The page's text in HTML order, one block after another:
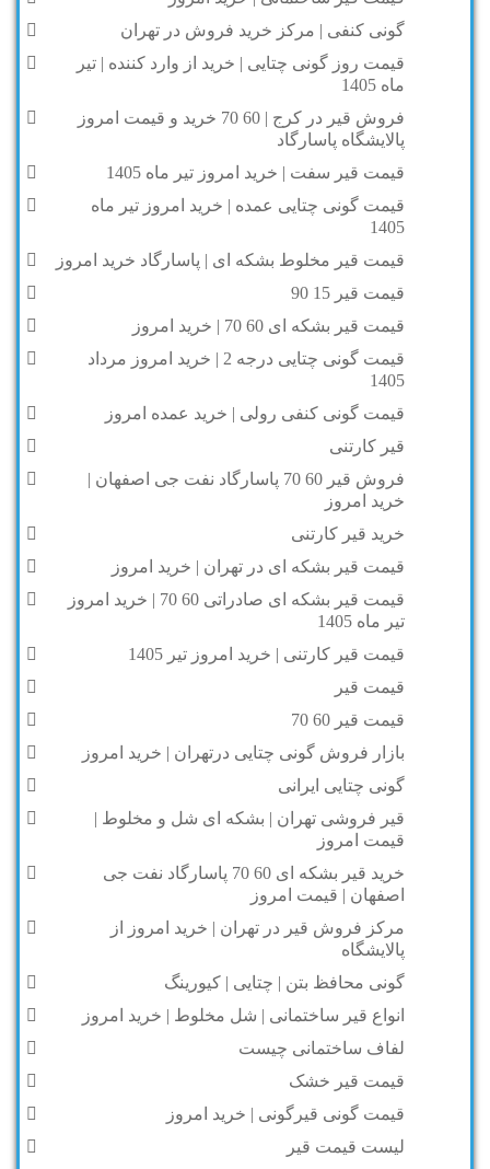
گونی کنفی | مرکز خرید فروش در تهران
قیمت روز گونی چتایی | خرید از وارد کننده | تیر
ماه 1405
فروش قیر در کرج | 60 70 خرید و قیمت امروز
پالایشگاه پاسارگاد
قیمت قیر سفت | خرید امروز تیر ماه 1405
قیمت گونی چتایی عمده | خرید امروز تیر ماه
1405
قیمت قیر مخلوط بشکه ای | پاسارگاد خرید امروز
قیمت قیر 15 90
قیمت قیر بشکه ای 60 70 | خرید امروز
قیمت گونی چتایی درجه 2 | خرید امروز مرداد
1405
قیمت گونی کنفی رولی | خرید عمده امروز
قیر کارتنی
فروش قیر 60 70 پاسارگاد نفت جی اصفهان |
خرید امروز
خرید قیر کارتنی
قیمت قیر بشکه ای در تهران | خرید امروز
قیمت قیر بشکه ای صادراتی 60 70 | خرید امروز
تیر ماه 1405
قیمت قیر کارتنی | خرید امروز تیر 1405
قیمت قیر
قیمت قیر 60 70
بازار فروش گونی چتایی درتهران | خرید امروز
گونی چتایی ایرانی
قیر فروشی تهران | بشکه ای شل و مخلوط |
قیمت امروز
خرید قیر بشکه ای 60 70 پاسارگاد نفت جی
اصفهان | قیمت امروز
مرکز فروش قیر در تهران | خرید امروز از
پالایشگاه
گونی محافظ بتن | چتایی | کیورینگ
انواع قیر ساختمانی | شل مخلوط | خرید امروز
لفاف ساختمانی چیست
قیمت قیر خشک
قیمت گونی قیرگونی | خرید امروز
لیست قیمت قیر